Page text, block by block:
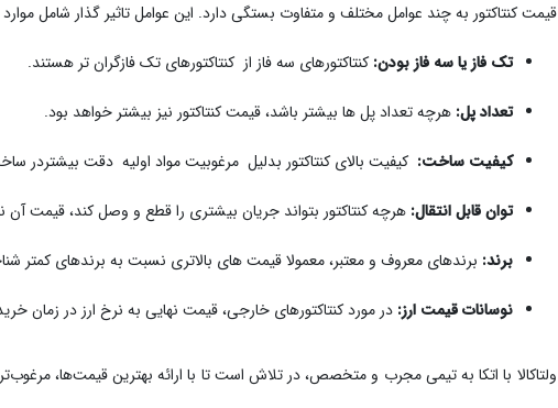
قیمت کنتاکتور به چند عوامل مختلف و متفاوت بستگی دارد. این عوامل تاثیر گذار شامل
تک فاز یا سه فاز بودن: کنتاکتورهای سه فاز از کنتاکتورهای تک فازگران تر هستند.
تعداد پل: هرچه تعداد پل ها بیشتر باشد، قیمت کنتاکتور نیز بیشتر خواهد بود.
کیفیت ساخت: کیفیت بالای کنتاکتور بدلیل مرغوبیت مواد اولیه دقت
توان قابل انتقال: هرچه کنتاکتور بتواند جریان بیشتری را قطع و وصل کند، قیمت آن
برند: برندهای معروف و معتبر، معمولا قیمت های بالاتری نسبت به برندهای کمتر
نوسانات قیمت ارز: در مورد کنتاکتورهای خارجی، قیمت نهایی به نرخ ارز در زمان
ولتاکالا با اتکا به تیمی مجرب و متخصص، در تلاش است تا با ارائه بهترین قیمت‌ها،